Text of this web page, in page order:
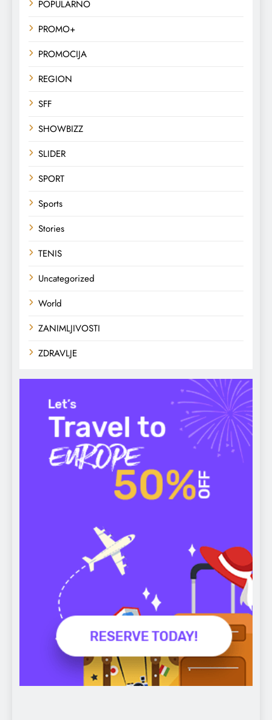
POPULARNO
PROMO+
PROMOCIJA
REGION
SFF
SHOWBIZZ
SLIDER
SPORT
Sports
Stories
TENIS
Uncategorized
World
ZANIMLJIVOSTI
ZDRAVLJE